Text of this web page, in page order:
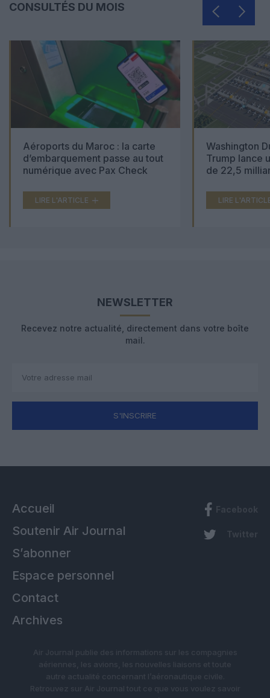
CONSULTÉS DU MOIS
Aéroports du Maroc : la carte
d’embarquement passe au tout
numérique avec Pax Check
LIRE L'ARTICLE
Washington
Trump lance
de 22,5
LIRE
NEWSLETTER
Recevez notre actualité, directement dans votre boîte
mail.
S'INSCRIRE
Accueil
Soutenir Air Journal
S’abonner
Espace personnel
Contact
Archives